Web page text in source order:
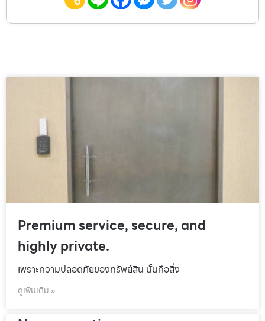
Premium service, secure, and
highly private.
เพราะความปลอดภัยของทรัพย์สิน นั้นคือสิ่ง
ดูเพิ่มเติม »